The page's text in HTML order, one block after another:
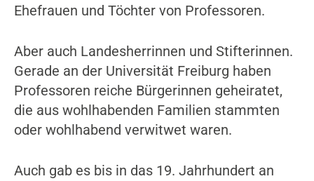
Ehefrauen und Töchter von Professoren.
Aber auch Landesherrinnen und Stifterinnen.
Gerade an der Universität Freiburg haben
Professoren reiche Bürgerinnen geheiratet,
die aus wohlhabenden Familien stammten
oder wohlhabend verwitwet waren.
Auch gab es bis in das 19. Jahrhundert an